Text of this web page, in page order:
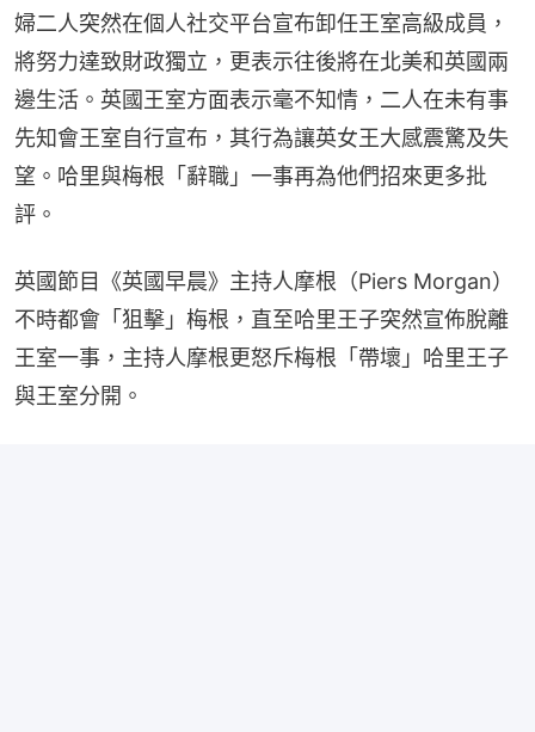
婦二人突然在個人社交平台宣布卸任王室高級成員，
將努力達致財政獨立，更表示往後將在北美和英國兩
邊生活。英國王室方面表示毫不知情，二人在未有事
先知會王室自行宣布，其行為讓英女王大感震驚及失
望。哈里與梅根「辭職」一事再為他們招來更多批
評。
英國節目《英國早晨》主持人摩根（Piers Morgan）
不時都會「狙擊」梅根，直至哈里王子突然宣佈脫離
王室一事，主持人摩根更怒斥梅根「帶壞」哈里王子
與王室分開。